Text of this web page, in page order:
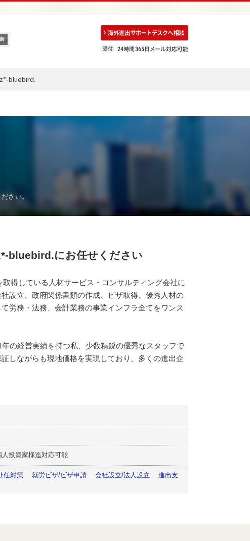
bluebird.
さい。
bluebird.にお任せください
得している人材サービス・コンサルティング会社に
設立、政府関係書類の作成、ビザ取得、優秀人材の
労務・法務、会計業務の事業インフラ全てをワンス
の経営実績を持つ私、少数精鋭の優秀なスタッフで
しながらも現地価格を実現しており、多くの進出企
投資家様迄対応可能
任対策 就労ビザ/ビザ申請 会社設立/法人設立
進出支